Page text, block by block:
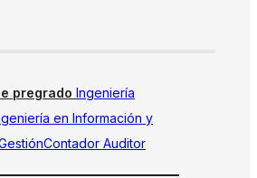
pregrado Ingeniería
en Información y
Contador Auditor